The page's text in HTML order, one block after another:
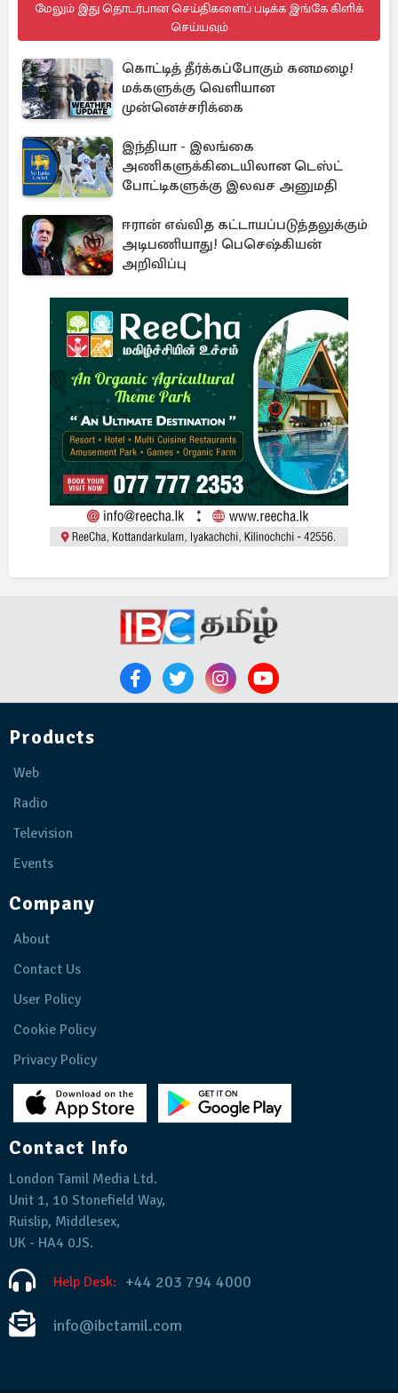
மேலும் இது தொடர்பான செய்திகளைப் படிக்க இங்கே கிளிக்
செய்யவும்
கொட்டித் தீர்க்கப்போகும் கனமழை!
மக்களுக்கு வெளியான
முன்னெச்சரிக்கை
இந்தியா - இலங்கை
அணிகளுக்கிடையிலான டெஸ்ட்
போட்டிகளுக்கு இலவச அனுமதி
ஈரான் எவ்வித கட்டாயப்படுத்தலுக்கும்
அடிபணியாது! பெசெஷ்கியன்
அறிவிப்பு
Products
Web
Radio
Television
Events
Company
About
Contact Us
User Policy
Cookie Policy
Privacy Policy
Contact Info
London Tamil Media Ltd.
Unit 1, 10 Stonefield Way,
Ruislip, Middlesex,
UK - HA4 0JS.
Help Desk: +44 203 794 4000
info@ibctamil.com